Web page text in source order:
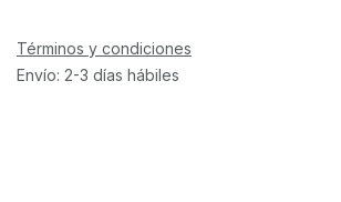
Términos y condiciones
Envío: 2-3 días hábiles